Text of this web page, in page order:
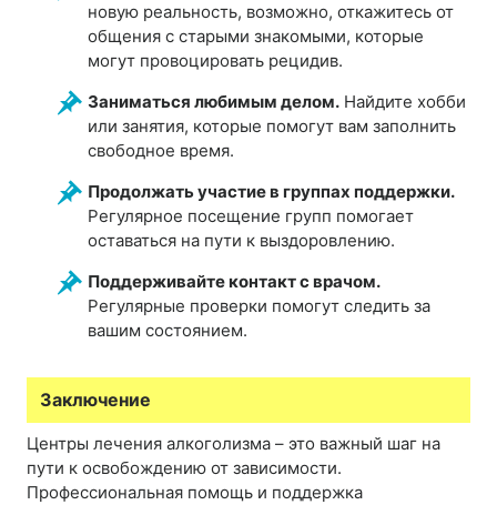
новую реальность, возможно, откажитесь от
общения с старыми знакомыми, которые
могут провоцировать рецидив.
Заниматься любимым делом. Найдите хобби
или занятия, которые помогут вам заполнить
свободное время.
Продолжать участие в группах поддержки.
Регулярное посещение групп помогает
оставаться на пути к выздоровлению.
Поддерживайте контакт с врачом.
Регулярные проверки помогут следить за
вашим состоянием.
Заключение
Центры лечения алкоголизма – это важный шаг на
пути к освобождению от зависимости.
Профессиональная помощь и поддержка